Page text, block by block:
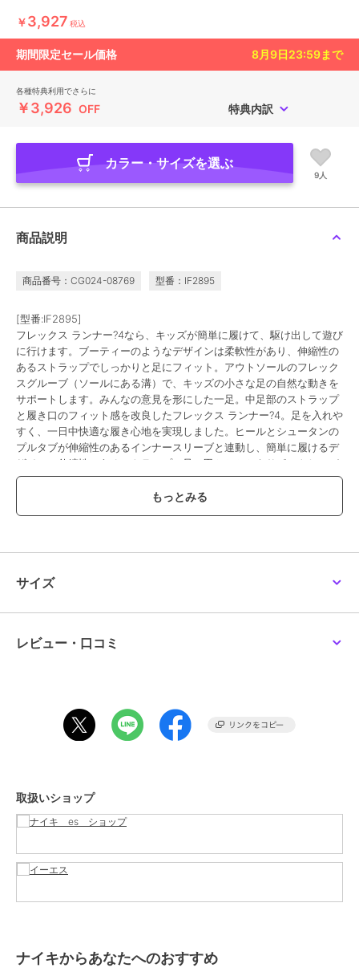
￥3,927 税込
期間限定セール価格 8月9日23:59まで
各種特典利用でさらに
￥3,926 OFF 特典内訳
カラー・サイズを選ぶ
9人
商品説明
商品番号：CG024-08769 型番：IF2895
[型番:IF2895]
フレックス ランナー?4なら、キッズが簡単に履けて、駆け出して遊び
に行けます。ブーティーのようなデザインは柔軟性があり、伸縮性の
あるストラップでしっかりと足にフィット。アウトソールのフレック
スグルーブ（ソールにある溝）で、キッズの小さな足の自然な動きを
サポートします。みんなの意見を形にした一足。中足部のストラップ
と履き口のフィット感を改良したフレックス ランナー?4。足を入れや
すく、一日中快適な履き心地を実現しました。ヒールとシュータンの
プルタブが伸縮性のあるインナースリーブと連動し、簡単に履けるデ
ザイン。伸縮性のあるストラップで足の甲とかかとをサポートし、ぴ
ったりとした快適なフィット感を実現します。アウトソールのフレッ
クスグルーブ（ソールにある溝）が柔軟性を発揮し、常に自然な履き
心地を提供。多方向へのトラクションが、かかとを包み込む丈夫なフ
た。ミッドソールの柔らかく弾力性のあるフォームが、足を踏み出す
たびにクッション性を発揮します。
ス
商品カテゴリ ベビーシューズ
ガールズ
ューズ
サイズ 13.0,14.0,15.0,16.0
商品のお取り扱い方法
サイズ
レビュー・口コミ
取扱いショップ
ナイキからあなたへのおすすめ